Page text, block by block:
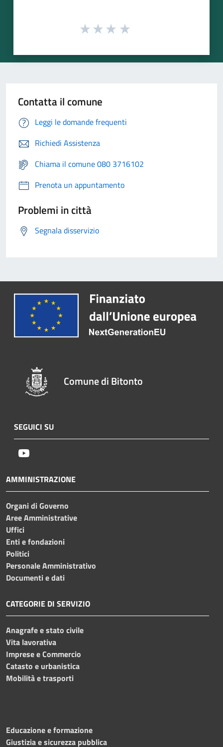
Contatta il comune
Leggi le domande frequenti
Richiedi Assistenza
Chiama il comune 080 3716102
Prenota un appuntamento
Problemi in città
Segnala disservizio
Comune di Bitonto
SEGUICI SU
AMMINISTRAZIONE
Organi di Governo
Aree Amministrative
Uffici
Enti e fondazioni
Politici
Personale Amministrativo
Documenti e dati
CATEGORIE DI SERVIZIO
Anagrafe e stato civile
Vita lavorativa
Imprese e Commercio
Catasto e urbanistica
Mobilità e trasporti
Educazione e formazione
Giustizia e sicurezza pubblica